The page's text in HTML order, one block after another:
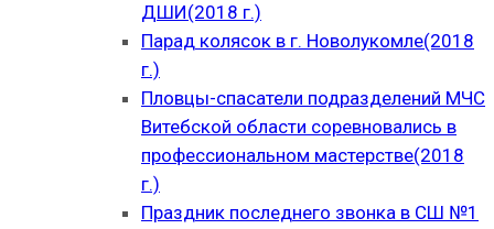
ДШИ(2018 г.)
Парад колясок в г. Новолукомле(2018
г.)
Пловцы-спасатели подразделений МЧС
Витебской области соревновались в
профессиональном мастерстве(2018
г.)
Праздник последнего звонка в СШ №1